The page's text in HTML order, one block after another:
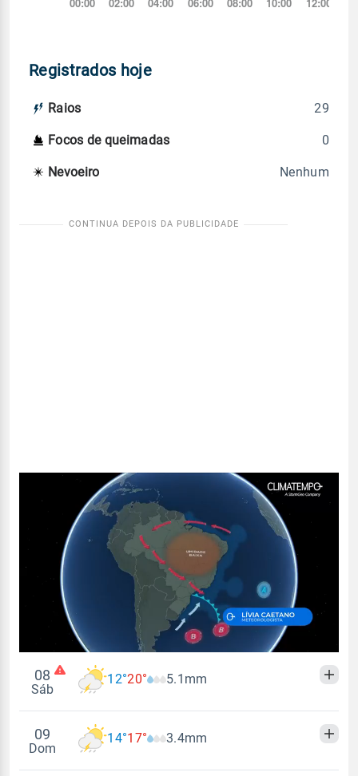
Registrados hoje
Raios 29
Focos de queimadas 0
Nevoeiro Nenhum
08
Sáb
12°20° 5.1mm
MadrugadaManhãTarde
09
Dom
14°17° 3.4mm